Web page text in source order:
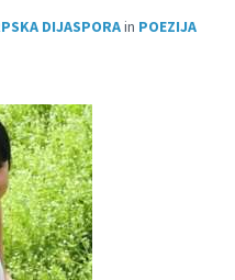
DIJASPORAin POEZIJA